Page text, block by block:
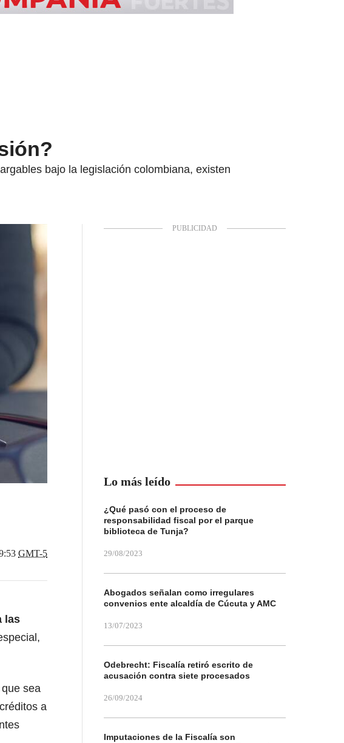
bajo la legislación colombiana, existen
GMT-5
las
sea
a
Lo más leído
¿Qué pasó con el proceso de
responsabilidad fiscal por el parque
biblioteca de Tunja?
29/08/2023
Abogados señalan como irregulares
convenios ente alcaldía de Cúcuta y AMC
13/07/2023
Odebrecht: Fiscalía retiró escrito de
acusación contra siete procesados
26/09/2024
Imputaciones de la Fiscalía son